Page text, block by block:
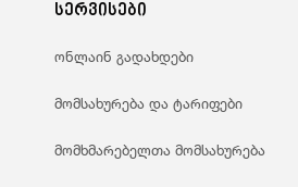
სერვისები
ონლაინ გადახდები
მომსახურება და ტარიფები
მომხმარებელთა მომსახურება